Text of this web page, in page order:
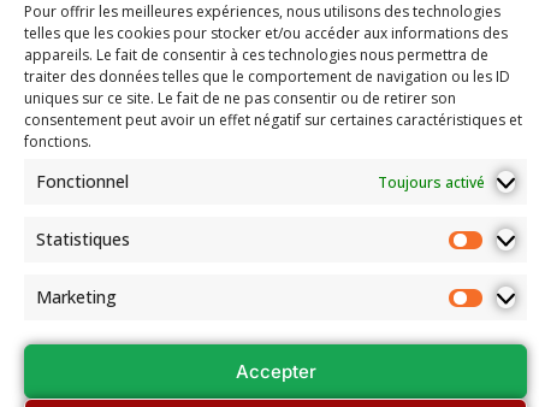
Pour offrir les meilleures expériences, nous utilisons des technologies
telles que les cookies pour stocker et/ou accéder aux informations des
appareils. Le fait de consentir à ces technologies nous permettra de
traiter des données telles que le comportement de navigation ou les ID
uniques sur ce site. Le fait de ne pas consentir ou de retirer son
consentement peut avoir un effet négatif sur certaines caractéristiques et
fonctions.
Fonctionnel Toujours activé
Statistiques
Marketing
Accepter
La
Fédération
Française
de Bridge
Compétitions
du Comité
Jeunesse
Mentions
Légales
documents
l’association
Générales
régionaux
100 route de Paris
69260 Charbonnières-les-Bains
Email: secretariat.colybridge@gmail.com
Tél: 04 78 42 10 89